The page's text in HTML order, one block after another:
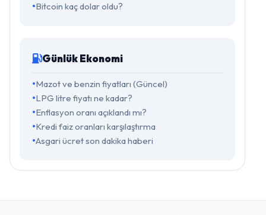
Bitcoin kaç dolar oldu?
Günlük Ekonomi
Mazot ve benzin fiyatları (Güncel)
LPG litre fiyatı ne kadar?
Enflasyon oranı açıklandı mı?
Kredi faiz oranları karşılaştırma
Asgari ücret son dakika haberi